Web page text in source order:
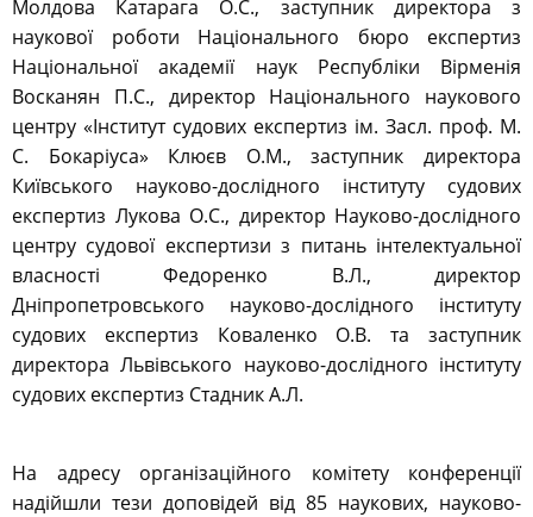
Молдова Катарага О.С., заступник директора з
наукової роботи Національного бюро експертиз
Національної академії наук Республіки Вірменія
Восканян П.С., директор Національного наукового
центру «Інститут судових експертиз ім. Засл. проф. М.
С. Бокаріуса» Клюєв О.М., заступник директора
Київського науково-дослідного інституту судових
експертиз Лукова О.С., директор Науково-дослідного
центру судової експертизи з питань інтелектуальної
власності Федоренко В.Л., директор
Дніпропетровського науково-дослідного інституту
судових експертиз Коваленко О.В. та заступник
директора Львівського науково-дослідного інституту
судових експертиз Стадник А.Л.
На адресу організаційного комітету конференції
надійшли тези доповідей від 85 наукових, науково-